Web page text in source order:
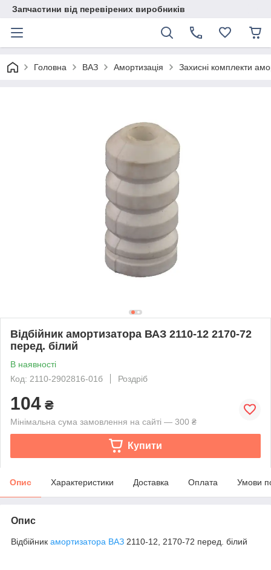
Запчастини від перевірених виробників
Головна ВАЗ Амортизація Захисні комплекти
Відбійник амортизатора ВАЗ 2110-12 2170-72
перед. білий
В наявності
Код: 2110-2902816-01б
Роздріб
104 ₴
Мінімальна сума замовлення на сайті — 300 ₴
Купити
Опис Характеристики Доставка Оплата Умови
Опис
Відбійник амортизатора ВАЗ 2110-12, 2170-72 перед. білий